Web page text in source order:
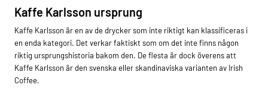
Kaffe Karlsson ursprung
Kaffe Karlsson är en av de drycker som inte riktigt kan klassificeras i
en enda kategori. Det verkar faktiskt som om det inte finns någon
riktig ursprungshistoria bakom den. De flesta är dock överens att
Kaffe Karlsson är den svenska eller skandinaviska varianten av Irish
Coffee.